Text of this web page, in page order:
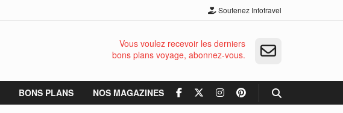
Soutenez Infotravel
Vous voulez recevoir les derniers
bons plans voyage, abonnez-vous.
BONS PLANS NOS MAGAZINES